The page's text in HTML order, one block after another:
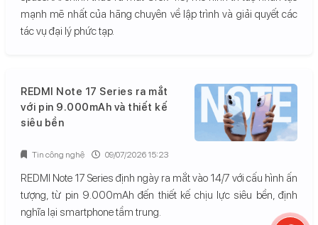
mạnh mẽ nhất của hãng chuyên về lập trình và giải quyết các
tác vụ đại lý phức tạp.
REDMI Note 17 Series ra mắt
với pin 9.000mAh và thiết kế
siêu bền
REDMI Note 17 Series định ngày ra mắt vào 14/7 với cấu hình ấn
tượng, từ pin 9.000mAh đến thiết kế chịu lực siêu bền, định
nghĩa lại smartphone tầm trung.
Tin công nghệ 09/07/2026 15:23